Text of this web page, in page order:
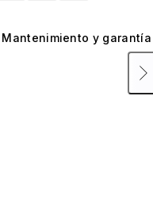
Mantenimiento y garantía